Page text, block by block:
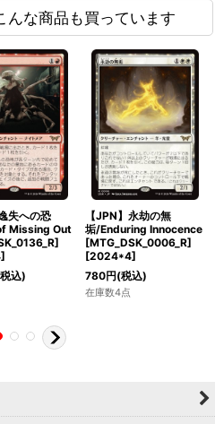
んな商品も買っています
失への恐
Missing Out
]
込)
【JPN】永劫の無
垢/Enduring Innocence
[MTG_DSK_0006_R]
[2024*4]
780円(税込)
在庫数4点